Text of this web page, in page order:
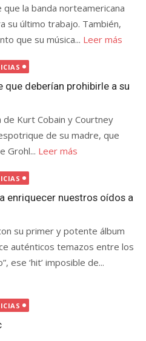
la banda norteamericana
su último trabajo. También,
que su música... Leer más
que deberían prohibirle a su
de Kurt Cobain y Courtney
de su madre, que
Grohl... Leer más
enriquecer nuestros oídos a
su primer y potente álbum
auténticos temazos entre los
ese ‘hit’ imposible de...